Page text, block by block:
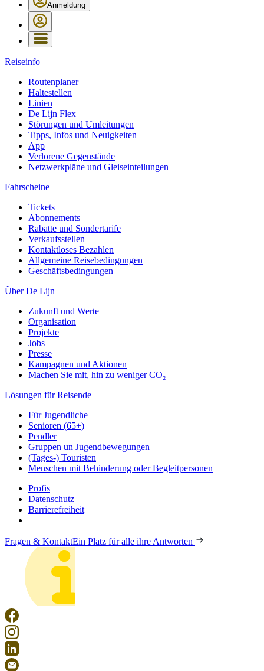
Anmeldung
Reiseinfo
Routenplaner
Haltestellen
Linien
De Lijn Flex
Störungen und Umleitungen
Tipps, Infos und Neuigkeiten
App
Verlorene Gegenstände
Netzwerkpläne und Gleiseinteilungen
Fahrscheine
Tickets
Abonnements
Rabatte und Sondertarife
Verkaufsstellen
Kontaktloses Bezahlen
Allgemeine Reisebedingungen
Geschäftsbedingungen
Über De Lijn
Zukunft und Werte
Organisation
Projekte
Jobs
Presse
Kampagnen und Aktionen
Machen Sie mit, hin zu weniger CO₂
Lösungen für Reisende
Für Jugendliche
Senioren (65+)
Pendler
Gruppen un Jugendbewegungen
(Tages-) Touristen
Menschen mit Behinderung oder Begleitpersonen
Profis
Datenschutz
Barrierefreiheit
Fragen & KontaktEin Platz für alle ihre Antworten